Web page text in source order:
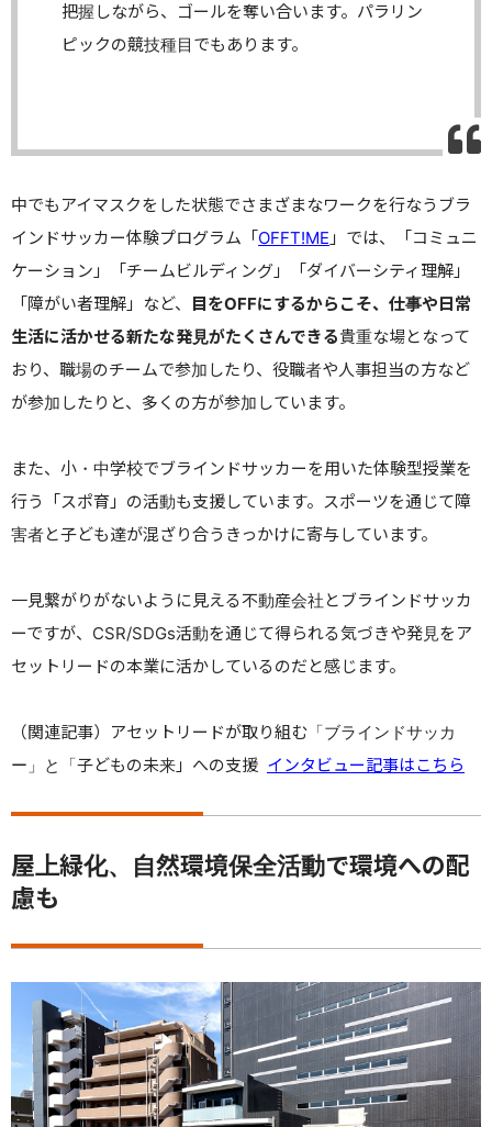
把握しながら、ゴールを奪い合います。パラリン
ピックの競技種目でもあります。
中でもアイマスクをした状態でさまざまなワークを行なうブラ
インドサッカー体験プログラム「 OFFT!ME 」では、「コミュニ
ケーション」「チームビルディング」「ダイバーシティ理解」
「障がい者理解」など、
目をOFFにするからこそ、仕事や日常
生活に活かせる新たな発見がたくさんできる貴重な場となって
おり、職場のチームで参加したり、役職者や人事担当の方など
が参加したりと、多くの方が参加しています。
また、小・中学校でブラインドサッカーを用いた体験型授業を
行う「スポ育」の活動も支援しています。スポーツを通じて障
害者と子ども達が混ざり合うきっかけに寄与しています。
一見繋がりがないように見える不動産会社とブラインドサッカ
ーですが、CSR/SDGs活動を通じて得られる気づきや発見をア
セットリードの本業に活かしているのだと感じます。
（関連記事）アセットリードが取り組む「ブラインドサッカ
ー」と「子どもの未来」への支援 インタビュー記事はこちら
屋上緑化、自然環境保全活動で環境への配
慮も